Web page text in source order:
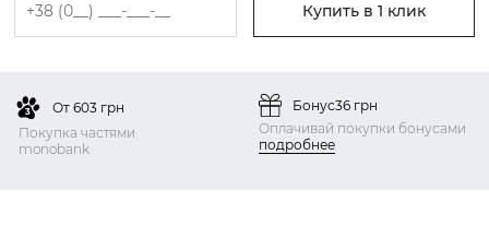
Купить в 1 клик
От 603 грн
Покупка частями
monobank
Бонус36 грн
Оплачивай покупки бонусами
подробнее